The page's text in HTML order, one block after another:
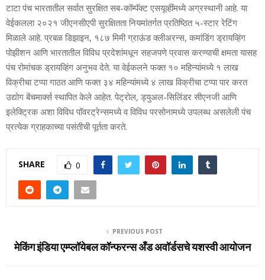
टाटा पंच भारतातील सर्वात सुरक्षित सब-कॉम्‍पॅक्‍ट एसयूव्‍हींमध्‍ये अग्रस्‍थानी आहे. या
वेईकलला २०२१ जीएनसीएपी सुरक्षितता नियमांतर्गत प्रतिष्ठित ५-स्‍टार रेटिंग
मिळाले आहे. प्रबळ डिझाइन, १८७ मिमी ग्राऊंड क्‍लीअरन्‍स, कमांडिंग ड्रायव्हिंग
पोझीशन आणि भारतातील विविध प्रदेशांमधून सहजपणे प्रवास करण्‍याची क्षमता यासह
पंच रोमांचक ड्रायव्हिंग अनुभव देते. या वेईकलने फक्‍त १० महिन्‍यांमध्‍ये १ लाख
विक्रीचा टप्‍पा गाठत आणि फक्‍त ३४ महिन्‍यांमध्‍ये ४ लाख विक्रीचा टप्‍पा पार करत
उद्योग बेंचमार्क्‍स स्‍थापित केले आहेत. पेट्रोल, ड्युअल-सिलिंडर सीएनजी आणि
इलेक्ट्रिक अशा विविध पॉवरट्रेन्‍समध्‍ये व विविध परसोनामध्‍ये उपलब्‍ध असलेली पंच
प्रत्‍येक ग्राहकाच्‍या पसंतीची पूर्तता करते.
SHARE 0
PREVIOUS POST
मेकिंग इंडिया एम्‍प्‍लॉयेबल कॉन्‍फरन्‍स अँड अवॉर्डसचे यशस्वी आयोजन